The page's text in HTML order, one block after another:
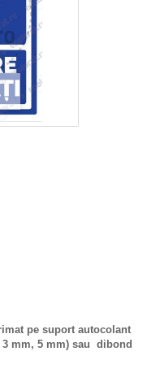
pe suport autocolant
mm, 5 mm) sau dibond